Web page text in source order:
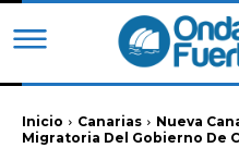
Inicio Canarias
Nueva
Migratoria Del Gobierno De